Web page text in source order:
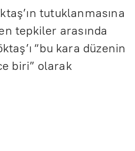
tutuklanmasına
tepkiler arasında
“bu kara düzenin
biri” olarak